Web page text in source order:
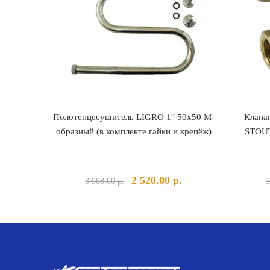
Полотенцесушитель LIGRO 1″ 50х50 М-
образный (в комплекте гайки и крепёж)
3 908.00р.
Первоначальная
3
2 520.00р.
520.00 р..